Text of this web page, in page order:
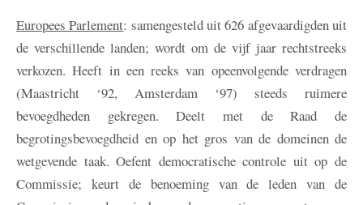
Europees Parlement: samengesteld uit 626 afgevaardigden uit
de verschillende landen; wordt om de vijf jaar rechtstreeks
verkozen. Heeft in een reeks van opeenvolgende verdragen
(Maastricht ‘92, Amsterdam ‘97) steeds ruimere
bevoegdheden gekregen. Deelt met de Raad de
begrotingsbevoegdheid en op het gros van de domeinen de
wetgevende taak. Oefent democratische controle uit op de
Commissie; keurt de benoeming van de leden van de